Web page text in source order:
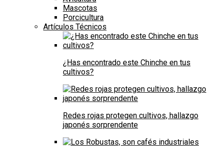
Mascotas
Porcicultura
Artículos Técnicos
¿Has encontrado este Chinche en tus
cultivos?
Redes rojas protegen cultivos, hallazgo
japonés sorprendente